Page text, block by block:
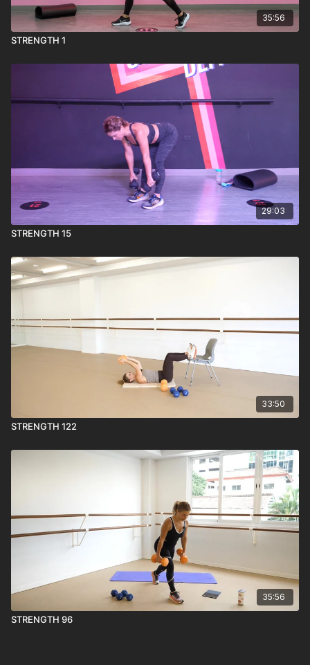
35:56
STRENGTH 1
29:03
STRENGTH 15
33:50
STRENGTH 122
35:56
STRENGTH 96